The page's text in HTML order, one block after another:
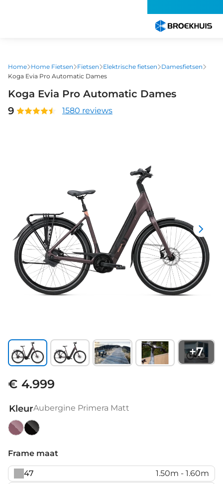
gaan
Home Home Fietsen Fietsen Elektrische fietsen
Damesfietsen
Koga Evia Pro Automatic Dames
Koga Evia Pro Automatic Dames
9
1580 reviews
+7
€ 4.999
KleurAubergine Primera Matt
Primera
Matt
black
mat
Frame maat
47
1.50m - 1.60m